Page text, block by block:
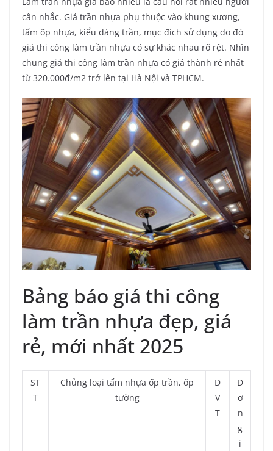
cân nhắc. Giá trần nhựa phụ thuộc vào khung xương,
tấm ốp nhựa, kiểu dáng trần, mục đích sử dụng do đó
giá thi công làm trần nhựa có sự khác nhau rõ rệt. Nhìn
chung giá thi công làm trần nhựa có giá thành rẻ nhất
từ 320.000đ/m2 trở lên tại Hà Nội và TPHCM.
Bảng báo giá thi công
làm trần nhựa đẹp, giá
rẻ, mới nhất 2025
ST
T
Chủng loại tấm nhựa ốp trần, ốp
tường
Đ
V
T
Đ
ơ
n
g
i